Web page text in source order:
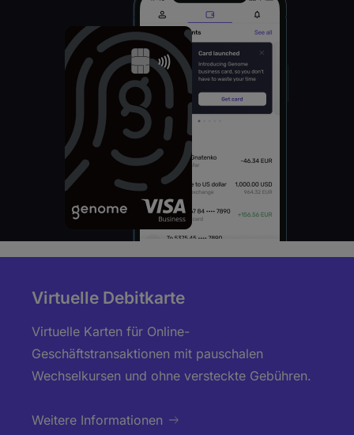
Virtuelle Debitkarte
Virtuelle Karten für Online-
Geschäftstransaktionen mit pauschalen
Wechselkursen und ohne versteckte Gebühren.
Weitere Informationen